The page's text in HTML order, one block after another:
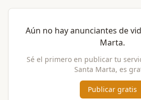
Aún no hay anunciantes de
Marta.
Sé el primero en publicar tu
Santa Marta, es
Publicar gratis